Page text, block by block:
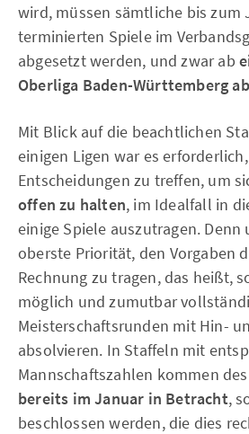
wird, müssen sämtliche bis zum
terminierten Spiele im
abgesetzt werden, und zwar ab
Oberliga Baden-Württemberg
Mit Blick auf die beachtlichen
einigen Ligen war es
Entscheidungen zu treffen, um
offen zu halten, im Idealfall in
einige Spiele auszutragen.
oberste Priorität, den Vorgaben
Rechnung zu tragen, das heißt,
möglich und zumutbar
Meisterschaftsrunden mit Hin-
absolvieren. In Staffeln mit
Mannschaftszahlen kommen
bereits im Januar in Betracht,
beschlossen werden, die dies